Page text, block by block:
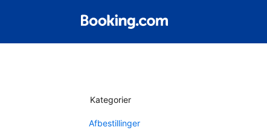
Kategorier
Afbestillinger